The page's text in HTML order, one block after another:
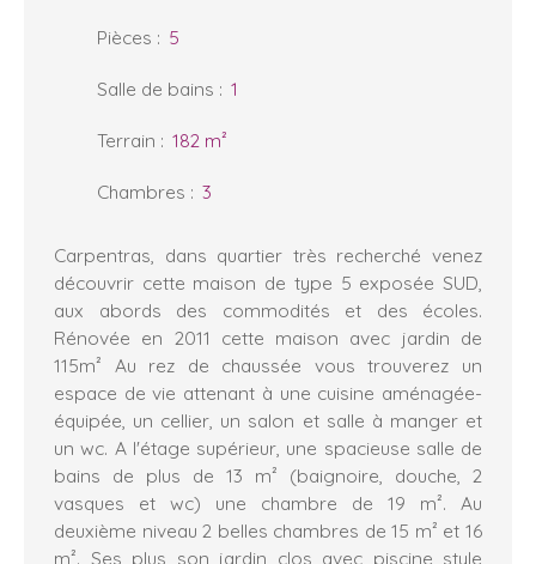
Pièces : 5
Salle de bains : 1
Terrain : 182 m²
Chambres : 3
Carpentras, dans quartier très recherché venez
découvrir cette maison de type 5 exposée SUD,
aux abords des commodités et des écoles.
Rénovée en 2011 cette maison avec jardin de
115m² Au rez de chaussée vous trouverez un
espace de vie attenant à une cuisine aménagée-
équipée, un cellier, un salon et salle à manger et
un wc. A l'étage supérieur, une spacieuse salle de
bains de plus de 13 m² (baignoire, douche, 2
vasques et wc) une chambre de 19 m². Au
deuxième niveau 2 belles chambres de 15 m² et 16
m². Ses plus son jardin clos avec piscine style